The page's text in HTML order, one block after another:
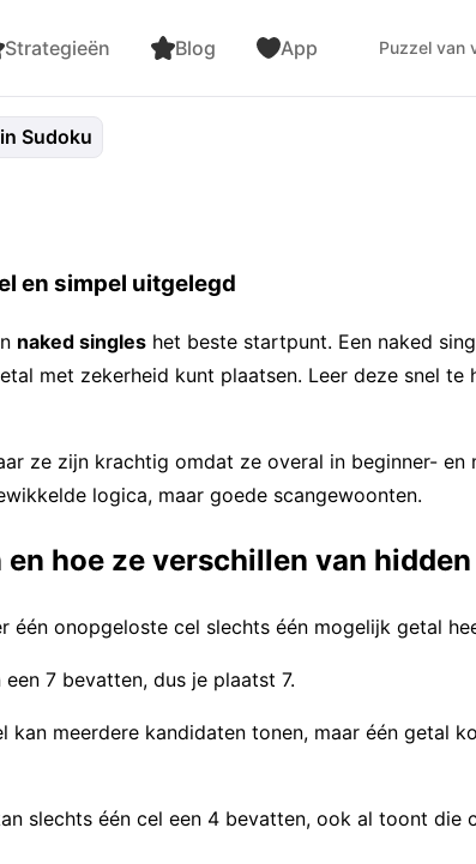
Strategieën Blog App Puzzel van
Sudoku
en simpel uitgelegd
naked singles het beste startpunt. Een naked
met zekerheid kunt plaatsen. Leer deze snel te
ze zijn krachtig omdat ze overal in beginner- en
logica, maar goede scangewoonten.
hoe ze verschillen van
één onopgeloste cel slechts één mogelijk getal
7 bevatten, dus je plaatst 7.
kan meerdere kandidaten tonen, maar één getal
slechts één cel een 4 bevatten, ook al toont die